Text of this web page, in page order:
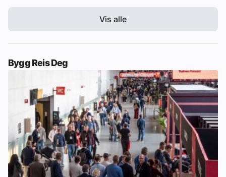
Vis alle
Bygg Reis Deg